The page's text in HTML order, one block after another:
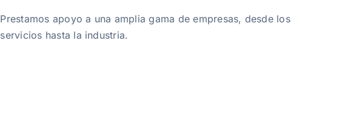
Prestamos apoyo a una amplia gama de empresas, desde los
servicios hasta la industria.